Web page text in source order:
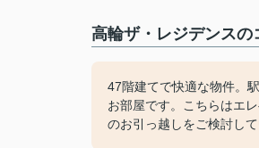
高輪ザ・レジデンス
47階建てで快適な物件。
お部屋です。こちらはエ
のお引っ越しをご検討し